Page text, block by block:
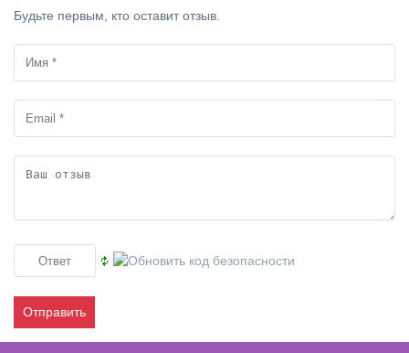
Будьте первым, кто оставит отзыв.
Отправить